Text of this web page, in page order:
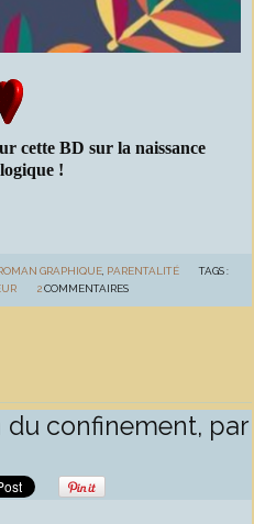
cette BD sur la naissance
!
GRAPHIQUE, PARENTALITÉ
TAGS :
2 COMMENTAIRES
confinement, par